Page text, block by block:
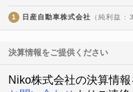
1 日産自動車株式会社 （純利益 :
決算情報をご提供ください
Niko株式会社の決算情